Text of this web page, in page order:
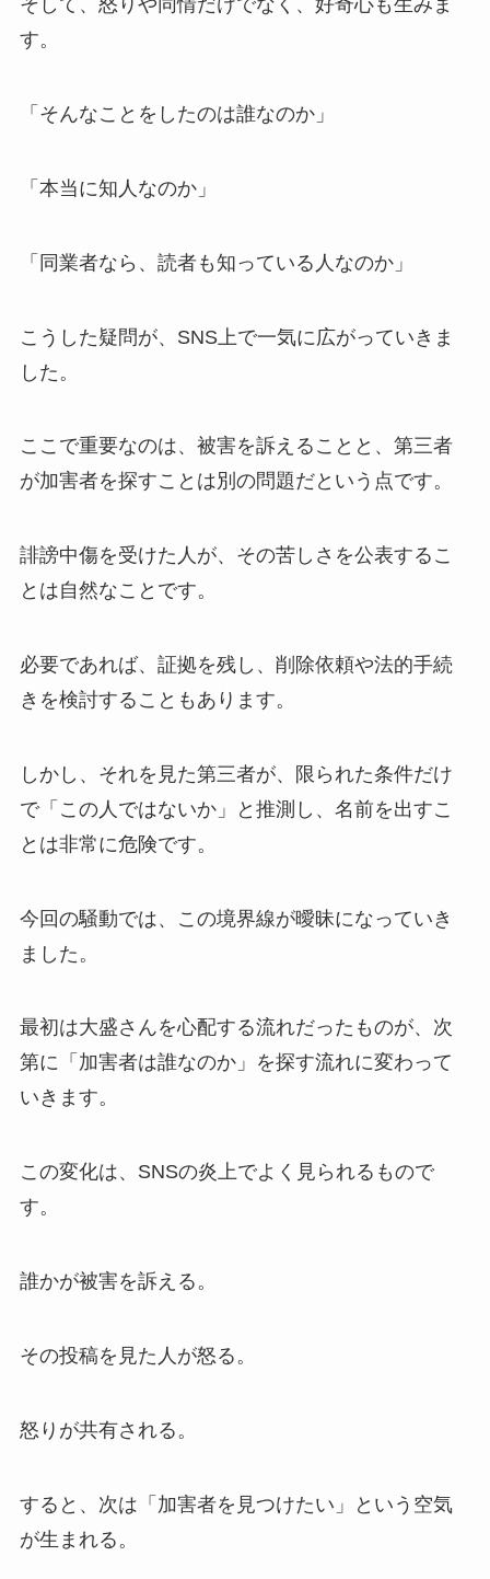
そして、怒りや同情だけでなく、好奇心も生みま
す。
「そんなことをしたのは誰なのか」
「本当に知人なのか」
「同業者なら、読者も知っている人なのか」
こうした疑問が、SNS上で一気に広がっていきま
した。
ここで重要なのは、被害を訴えることと、第三者
が加害者を探すことは別の問題だという点です。
誹謗中傷を受けた人が、その苦しさを公表するこ
とは自然なことです。
必要であれば、証拠を残し、削除依頼や法的手続
きを検討することもあります。
しかし、それを見た第三者が、限られた条件だけ
で「この人ではないか」と推測し、名前を出すこ
とは非常に危険です。
今回の騒動では、この境界線が曖昧になっていき
ました。
最初は大盛さんを心配する流れだったものが、次
第に「加害者は誰なのか」を探す流れに変わって
いきます。
この変化は、SNSの炎上でよく見られるもので
す。
誰かが被害を訴える。
その投稿を見た人が怒る。
怒りが共有される。
すると、次は「加害者を見つけたい」という空気
が生まれる。